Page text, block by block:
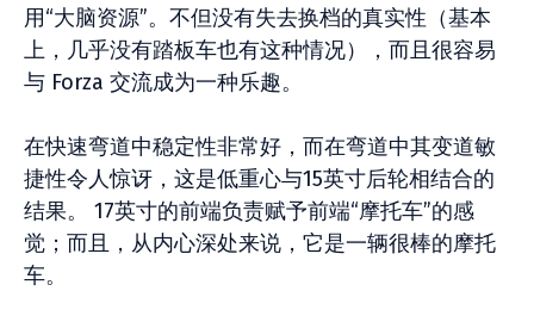
用“大脑资源”。不但没有失去换档的真实性（基本
上，几乎没有踏板车也有这种情况），而且很容易
与 Forza 交流成为一种乐趣。
在快速弯道中稳定性非常好，而在弯道中其变道敏
捷性令人惊讶，这是低重心与15英寸后轮相结合的
结果。 17英寸的前端负责赋予前端“摩托车”的感
觉；而且，从内心深处来说，它是一辆很棒的摩托
车。